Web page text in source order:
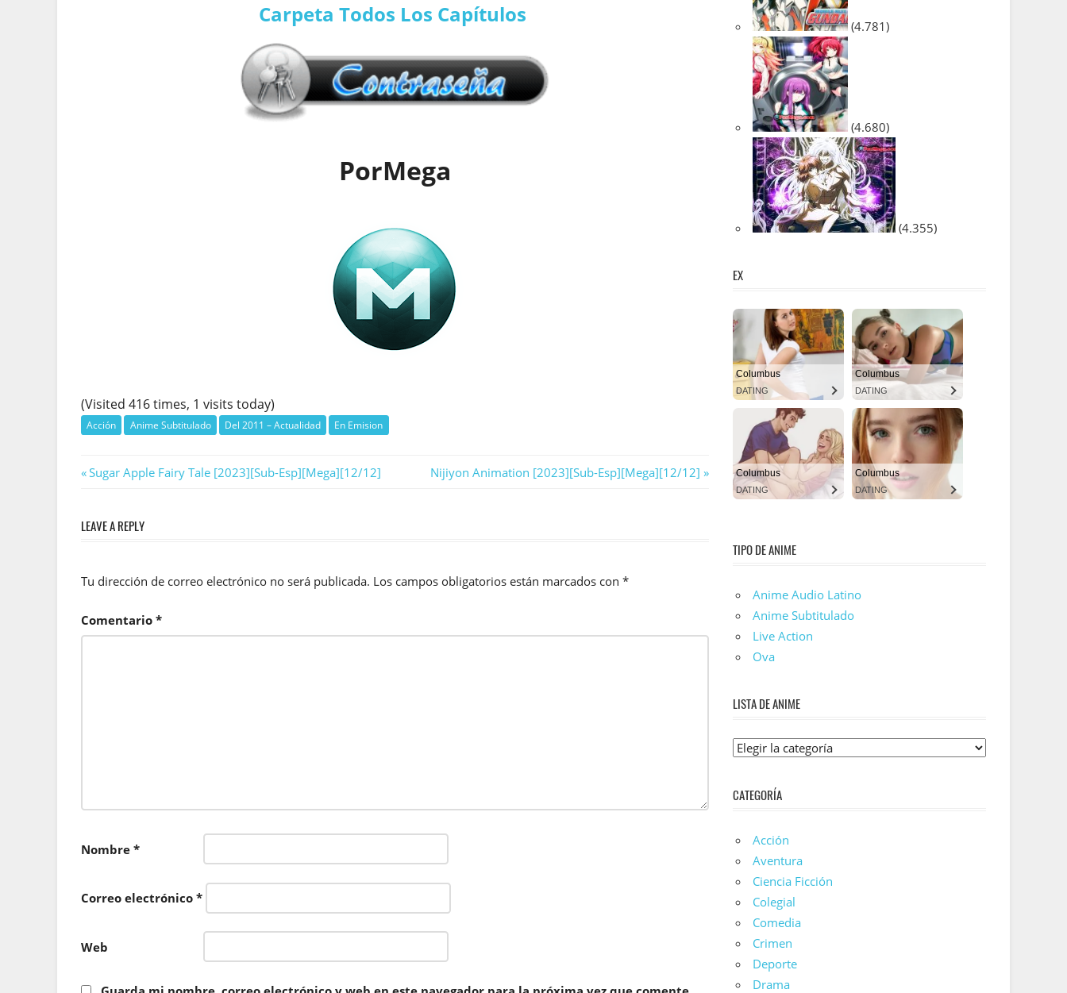
Carpeta Todos Los Capítulos
PorMega
(Visited 416 times, 1 visits today)
Acción Anime Subtitulado Del 2011 – Actualidad En Emision
Navegación
entradas
Previous
Sugar Apple Fairy Tale [2023][Sub-Esp][Mega][12/12]
Next
Nijiyon Animation [2023][Sub-Esp][Mega][12/12]
LEAVE A REPLY
Tu dirección de correo electrónico no será publicada. Los campos obligatorios están marcados con *
Comentario *
Nombre *
Correo electrónico *
Web
(4.781)
(4.680)
(4.355)
EX
TIPO DE ANIME
Anime Audio Latino
Anime Subtitulado
Live Action
Ova
LISTA DE ANIME
Lista
Anime
CATEGORÍA
Acción
Aventura
Ciencia Ficción
Colegial
Comedia
Crimen
Deporte
Drama